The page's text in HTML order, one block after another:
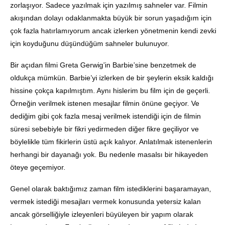
zorlaşıyor. Sadece yazılmak için yazılmış sahneler var. Filmin
akışından dolayı odaklanmakta büyük bir sorun yaşadığım için
çok fazla hatırlamıyorum ancak izlerken yönetmenin kendi zevki
için koyduğunu düşündüğüm sahneler bulunuyor.
Bir açıdan filmi Greta Gerwig’in Barbie’sine benzetmek de
oldukça mümkün. Barbie’yi izlerken de bir şeylerin eksik kaldığı
hissine çokça kapılmıştım. Aynı hislerim bu film için de geçerli.
Örneğin verilmek istenen mesajlar filmin önüne geçiyor. Ve
dediğim gibi çok fazla mesaj verilmek istendiği için de filmin
süresi sebebiyle bir fikri yedirmeden diğer fikre geçiliyor ve
böylelikle tüm fikirlerin üstü açık kalıyor. Anlatılmak istenenlerin
herhangi bir dayanağı yok. Bu nedenle masalsı bir hikayeden
öteye geçemiyor.
Genel olarak baktığımız zaman film istediklerini başaramayan,
vermek istediği mesajları vermek konusunda yetersiz kalan
ancak görselliğiyle izleyenleri büyüleyen bir yapım olarak